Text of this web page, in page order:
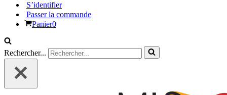
S’identifier
Passer la commande
Panier0
Rechercher...